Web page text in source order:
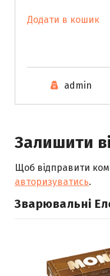
Додати в кошик
admin
Залишити
Щоб відправити
авторизуватись.
Зварювальні